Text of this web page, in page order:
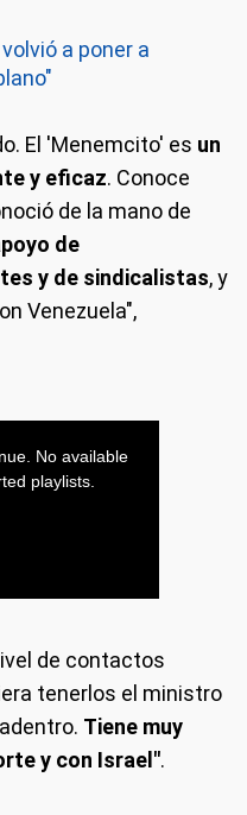
a poner a
El 'Menemcito' es un
y eficaz. Conoce
de la mano de
de
y de sindicalistas, y
Venezuela",
de contactos
tenerlos el ministro
Tiene muy
y con Israel".